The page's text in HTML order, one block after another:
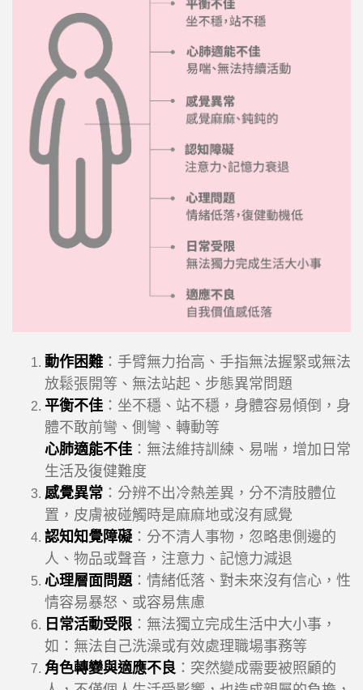
動作困難 ：手臂無力抬高、手指無法握緊或無法
放鬆張開等、無法站起、步態異常問題
平衡不佳 ：坐不穩、站不穩，身體容易傾倒，身
體不敢前彎、側彎、轉動等
心肺適能不佳 ：無法維持訓練 、易喘，增加日常
生活及復健難度
感覺異常 ：分辨不出冷熱差異，分不清肢體位
置，皮膚被碰觸時是麻麻地或沒有感覺
認知知覺障礙：分不清人事物，忽略患側邊的
人、物品或聲音，注意力、記憶力減退
心理層面問題：情緒低落、對未來沒有信心，性
情容易暴怒、或容易焦慮
日常活動受限 ：無法獨立完成生活中大小事，
如：無法自己洗澡或有效處理職場事務等
角色轉變與適應不良 ：突然變成需要被照顧的